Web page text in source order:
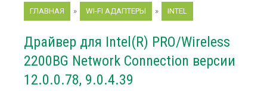
ГЛАВНАЯ » WI-FI АДАПТЕРЫ » INTEL
Драйвер для Intel(R) PRO/Wireless
2200BG Network Connection версии
12.0.0.78, 9.0.4.39